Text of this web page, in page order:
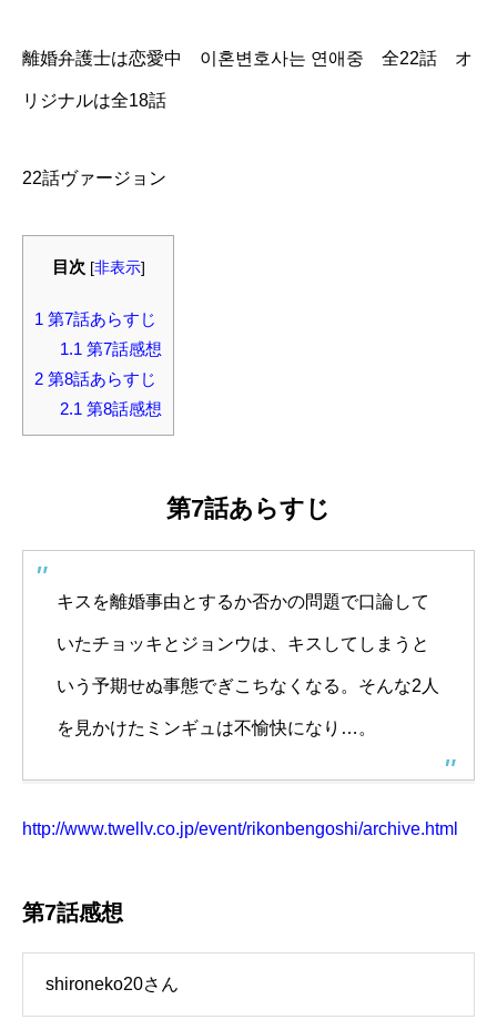
離婚弁護士は恋愛中 이혼변호사는 연애중 全22話 オ
リジナルは全18話
22話ヴァージョン
目次 [非表示]
1 第7話あらすじ
1.1 第7話感想
2 第8話あらすじ
2.1 第8話感想
第7話あらすじ
キスを離婚事由とするか否かの問題で口論して
いたチョッキとジョンウは、キスしてしまうと
いう予期せぬ事態でぎこちなくなる。そんな2人
を見かけたミンギュは不愉快になり…。
http://www.twellv.co.jp/event/rikonbengoshi/archive.html
第7話感想
shironeko20さん